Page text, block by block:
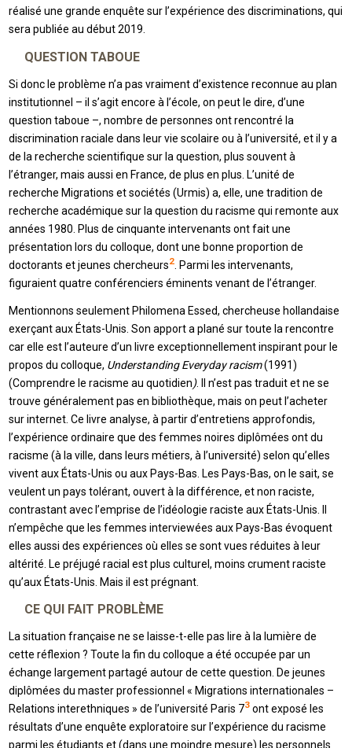
réalisé une grande enquête sur l’expérience des discriminations, qui
sera publiée au début 2019.
QUESTION TABOUE
Si donc le problème n’a pas vraiment d’existence reconnue au plan
institutionnel – il s’agit encore à l’école, on peut le dire, d’une
question taboue –, nombre de personnes ont rencontré la
discrimination raciale dans leur vie scolaire ou à l’université, et il y a
de la recherche scientifique sur la question, plus souvent à
l’étranger, mais aussi en France, de plus en plus. L’unité de
recherche Migrations et sociétés (Urmis) a, elle, une tradition de
recherche académique sur la question du racisme qui remonte aux
années 1980. Plus de cinquante intervenants ont fait une
présentation lors du colloque, dont une bonne proportion de
doctorants et jeunes chercheurs2 . Parmi les intervenants,
figuraient quatre conférenciers éminents venant de l’étranger.
Mentionnons seulement Philomena Essed, chercheuse hollandaise
exerçant aux États-Unis. Son apport a plané sur toute la rencontre
car elle est l’auteure d’un livre exceptionnellement inspirant pour le
propos du colloque, Understanding Everyday racism(1991)
(Comprendre le racisme au quotidien). Il n’est pas traduit et ne se
trouve généralement pas en bibliothèque, mais on peut l’acheter
sur internet. Ce livre analyse, à partir d’entretiens approfondis,
l’expérience ordinaire que des femmes noires diplômées ont du
racisme (à la ville, dans leurs métiers, à l’université) selon qu’elles
vivent aux États-Unis ou aux Pays-Bas. Les Pays-Bas, on le sait, se
veulent un pays tolérant, ouvert à la différence, et non raciste,
contrastant avec l’emprise de l’idéologie raciste aux États-Unis. Il
n’empêche que les femmes interviewées aux Pays-Bas évoquent
elles aussi des expériences où elles se sont vues réduites à leur
altérité. Le préjugé racial est plus culturel, moins crument raciste
qu’aux États-Unis. Mais il est prégnant.
CE QUI FAIT PROBLÈME
La situation française ne se laisse-t-elle pas lire à la lumière de
cette réflexion ? Toute la fin du colloque a été occupée par un
échange largement partagé autour de cette question. De jeunes
diplômées du master professionnel « Migrations internationales –
Relations interethniques » de l’université Paris 73 ont exposé les
résultats d’une enquête exploratoire sur l’expérience du racisme
parmi les étudiants et (dans une moindre mesure) les personnels